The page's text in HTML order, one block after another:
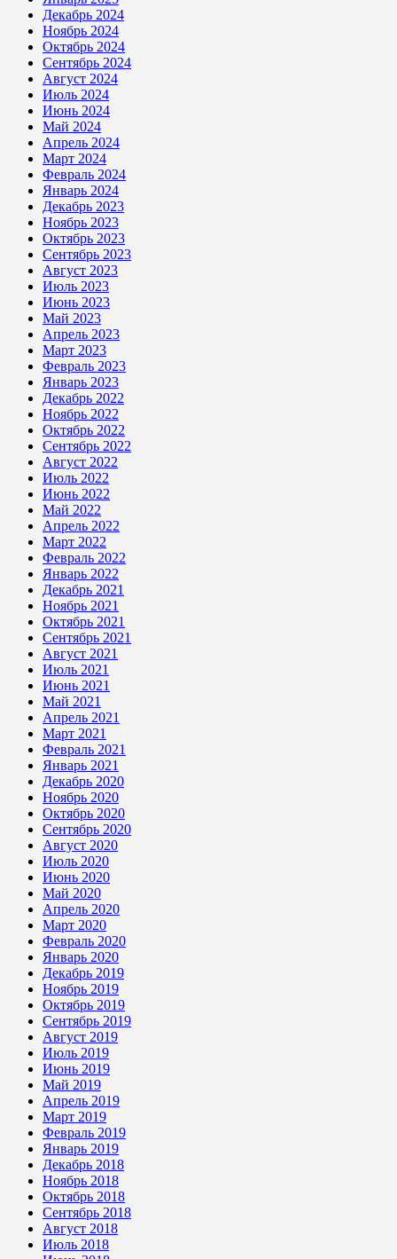
Декабрь 2024
Ноябрь 2024
Октябрь 2024
Сентябрь 2024
Август 2024
Июль 2024
Июнь 2024
Май 2024
Апрель 2024
Март 2024
Февраль 2024
Январь 2024
Декабрь 2023
Ноябрь 2023
Октябрь 2023
Сентябрь 2023
Август 2023
Июль 2023
Июнь 2023
Май 2023
Апрель 2023
Март 2023
Февраль 2023
Январь 2023
Декабрь 2022
Ноябрь 2022
Октябрь 2022
Сентябрь 2022
Август 2022
Июль 2022
Июнь 2022
Май 2022
Апрель 2022
Март 2022
Февраль 2022
Январь 2022
Декабрь 2021
Ноябрь 2021
Октябрь 2021
Сентябрь 2021
Август 2021
Июль 2021
Июнь 2021
Май 2021
Апрель 2021
Март 2021
Февраль 2021
Январь 2021
Декабрь 2020
Ноябрь 2020
Октябрь 2020
Сентябрь 2020
Август 2020
Июль 2020
Июнь 2020
Май 2020
Апрель 2020
Март 2020
Февраль 2020
Январь 2020
Декабрь 2019
Ноябрь 2019
Октябрь 2019
Сентябрь 2019
Август 2019
Июль 2019
Июнь 2019
Май 2019
Апрель 2019
Март 2019
Февраль 2019
Январь 2019
Декабрь 2018
Ноябрь 2018
Октябрь 2018
Сентябрь 2018
Август 2018
Июль 2018